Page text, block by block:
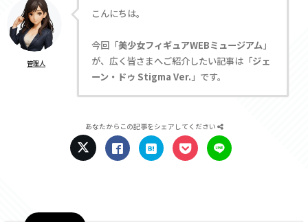
管理人
こんにちは。
今回「美少女フィギュアWEBミュージアム」
が、広く皆さまへご紹介したい記事は「ジェ
ーン・ドゥ Stigma Ver. 」です。
あなたからこの記事をシェアしてください